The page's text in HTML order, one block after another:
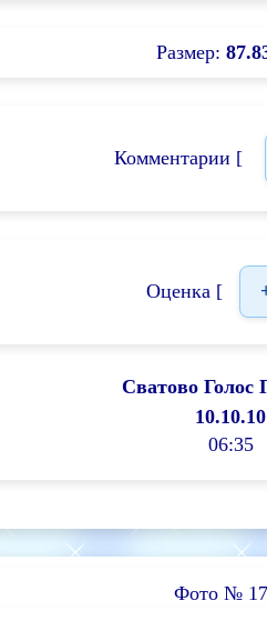
Размер:
Комментарии [
Оценка [
Сватово Голос
10.10.10
06:35
Фото №